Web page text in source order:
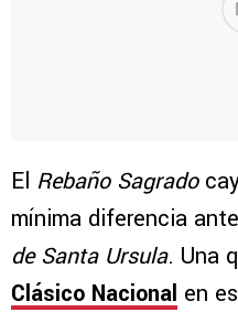
El Rebaño Sagrado
mínima diferencia
de Santa Ursula. Una
Clásico Nacional en